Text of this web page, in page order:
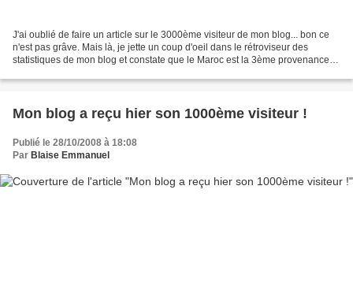
J'ai oublié de faire un article sur le 3000ème visiteur de mon blog... bon ce
n'est pas grâve. Mais là, je jette un coup d'oeil dans le rétroviseur des
statistiques de mon blog et constate que le Maroc est la 3ème provenance
Mon blog a reçu hier son 1000ème visiteur !
Publié le 28/10/2008 à 18:08
Par Blaise Emmanuel